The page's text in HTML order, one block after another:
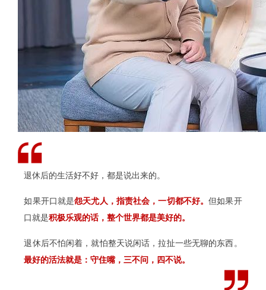
退休后的生活好不好，都是说出来的。
如果开口就是怨天尤人，指责社会，一切都不好。但如果开
口就是积极乐观的话，整个世界都是美好的。
退休后不怕闲着，就怕整天说闲话，拉扯一些无聊的东西。
最好的活法就是：守住嘴，三不问，四不说。